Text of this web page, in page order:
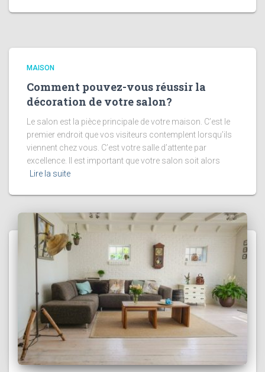
MAISON
Comment pouvez-vous réussir la
décoration de votre salon?
Le salon est la pièce principale de votre maison. C’est le
premier endroit que vos visiteurs contemplent lorsqu’ils
viennent chez vous. C’est votre salle d’attente par
excellence. Il est important que votre salon soit alors
Lire la suite